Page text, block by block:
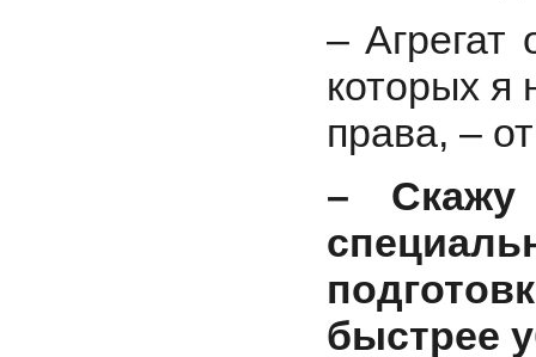
– Агрегат
которых я
права, –
–
быстрее